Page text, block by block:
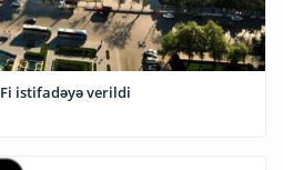
Bu ərazilərdə də pulsuz Wi-Fi istifadəyə verildi